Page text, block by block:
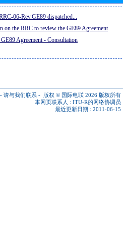
06-Rev.GE89 dispatched...
on the RRC to review the GE89 Agreement
Agreement - Consultation
- 请与我们联系 - 版权 © 国际电联 2026 版权所有
本网页联系人 : ITU-R的网络协调员
最近更新日期 : 2011-06-15